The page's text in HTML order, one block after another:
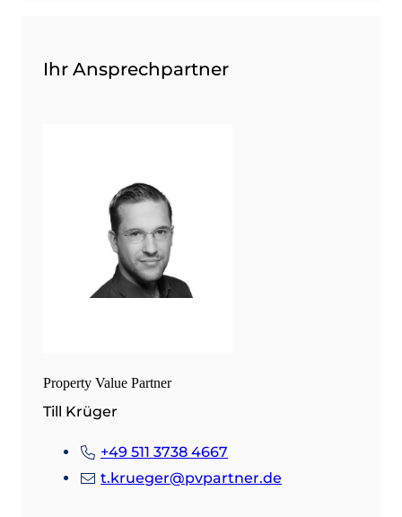
Ihr Ansprechpartner
Property Value Partner
Till Krüger
+49 511 3738 4667
t.krueger@pvpartner.de